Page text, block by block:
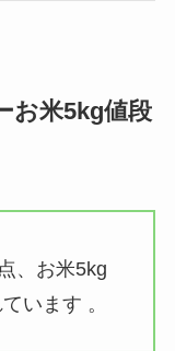
お米5kg値段
、お米5kg
います 。